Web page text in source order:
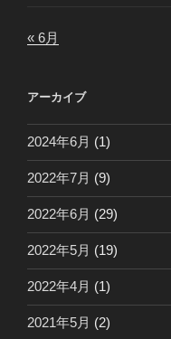
« 6月
アーカイブ
2024年6月 (1)
2022年7月 (9)
2022年6月 (29)
2022年5月 (19)
2022年4月 (1)
2021年5月 (2)